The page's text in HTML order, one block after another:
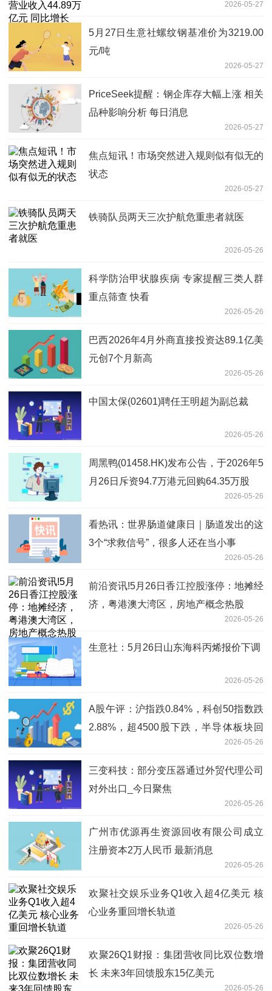
2026-05-27
5月27日生意社螺纹钢基准价为3219.00
元/吨
2026-05-27
PriceSeek提醒：钢企库存大幅上涨 相关
品种影响分析 每日消息
2026-05-27
焦点短讯！市场突然进入规则似有似无的
状态
2026-05-27
铁骑队员两天三次护航危重患者就医
2026-05-26
科学防治甲状腺疾病 专家提醒三类人群
重点筛查 快看
2026-05-26
巴西2026年4月外商直接投资达89.1亿美
元创7个月新高
2026-05-26
中国太保(02601)聘任王明超为副总裁
2026-05-26
周黑鸭(01458.HK)发布公告，于2026年5
月26日斥资94.7万港元回购64.35万股
2026-05-26
看热讯：世界肠道健康日｜肠道发出的这
3个“求救信号”，很多人还在当小事
2026-05-26
前沿资讯!5月26日香江控股涨停：地摊经
济，粤港澳大湾区，房地产概念热股
2026-05-26
生意社：5月26日山东海科丙烯报价下调
2026-05-26
A股午评：沪指跌0.84%，科创50指数跌
2.88%，超4500股下跌，半导体板块回
2026-05-26
三变科技：部分变压器通过外贸代理公司
对外出口_今日聚焦
2026-05-26
广州市优源再生资源回收有限公司成立
注册资本2万人民币 最新消息
2026-05-26
欢聚社交娱乐业务Q1收入超4亿美元 核
心业务重回增长轨道
2026-05-26
欢聚26Q1财报：集团营收同比双位数增
长 未来3年回馈股东15亿美元
2026-05-26